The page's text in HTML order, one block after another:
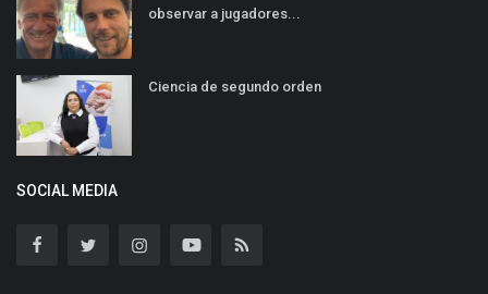
observar a jugadores...
Ciencia de segundo orden
SOCIAL MEDIA